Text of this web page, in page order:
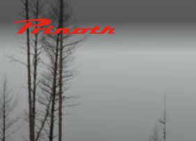
Prinoth - Corporate Website